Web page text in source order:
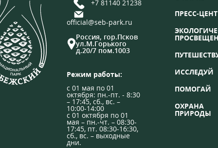
+7 81140 21238
official@seb-park.ru
Россия, гор.Псков
ул.М.Горького
д.20/7 пом.1003
Режим работы:
с 01 мая по 01
октября: пн.-пт. - 8:30
– 17:45, сб., вс. –
10:00-14:00
с 01 октября по 01
мая – пн.-чт. – 08:30-
17:45, пт. 08:30-16:30,
сб., вс. – выходные
дни.
ПРЕСС-
ИССЛЕДУЙ
ПОМОГАЙ
ОХРАНА
ПРИРОДЫ